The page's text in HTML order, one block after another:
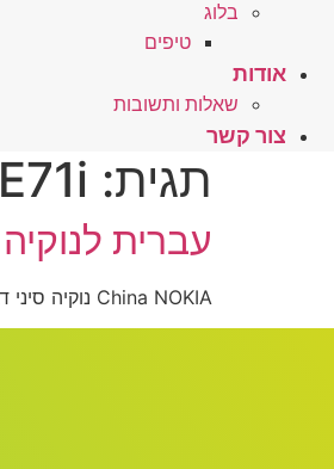
בלוג
טיפים
אודות
שאלות ותשובות
צור קשר
תגית: E71i פלאפון לעברית
עברית לנוקיה E71i סיני NOKIA TV – לחץ כאן
China NOKIA נוקיה סיני דגם E71i תומך TV חינם (דואל סים)